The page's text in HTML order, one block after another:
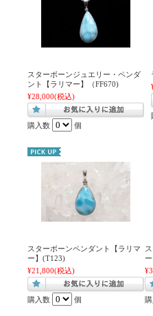
スターボーンジュエリー・ペンダ
ント【ラリマー】（FF670)
¥28,000(税込)
購入数 個
スターボーンペンダント【ラリマ
ー】(T123)
¥21,800(税込)
購入数 個